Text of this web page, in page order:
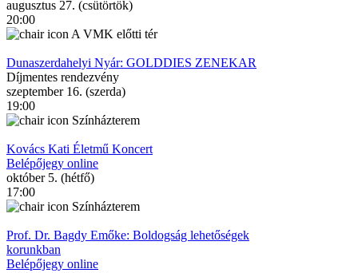
augusztus 27. (csütörtök)
20:00
A VMK előtti tér
Dunaszerdahelyi Nyár: GOLDDIES ZENEKAR
Díjmentes rendezvény
szeptember 16. (szerda)
19:00
Színházterem
Kovács Kati Életmű Koncert
Belépőjegy online
október 5. (hétfő)
17:00
Színházterem
Prof. Dr. Bagdy Emőke: Boldogság lehetőségek
korunkban
Belépőjegy online